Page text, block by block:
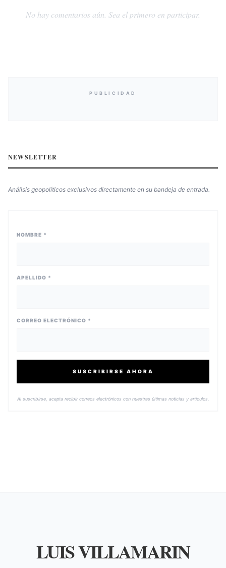
No hay comentarios aún. Sea el primero en participar.
PUBLICIDAD
NEWSLETTER
Análisis geopolíticos exclusivos directamente en su bandeja de entrada.
NOMBRE *
APELLIDO *
CORREO ELECTRÓNICO *
SUSCRIBIRSE AHORA
Al suscribirse, acepta recibir correos electrónicos con nuestras últimas noticias y artículos.
LUIS VILLAMARIN